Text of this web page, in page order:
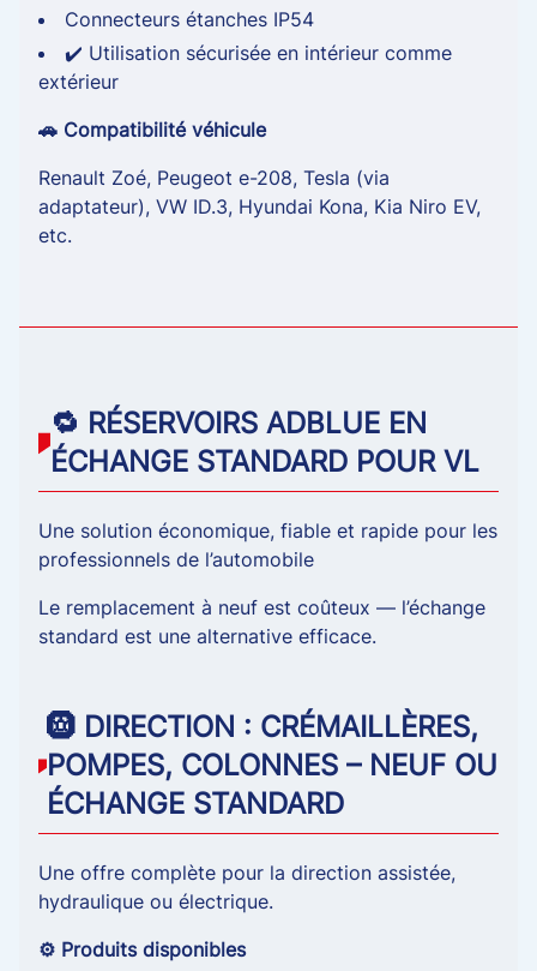
Connecteurs étanches IP54
✔️ Utilisation sécurisée en intérieur comme
extérieur
🚗 Compatibilité véhicule
Renault Zoé, Peugeot e-208, Tesla (via
adaptateur), VW ID.3, Hyundai Kona, Kia Niro EV,
etc.
🔁 RÉSERVOIRS ADBLUE EN
ÉCHANGE STANDARD POUR VL
Une solution économique, fiable et rapide pour les
professionnels de l’automobile
Le remplacement à neuf est coûteux — l’échange
standard est une alternative efficace.
🛞 DIRECTION : CRÉMAILLÈRES,
POMPES, COLONNES – NEUF OU
ÉCHANGE STANDARD
Une offre complète pour la direction assistée,
hydraulique ou électrique.
⚙️ Produits disponibles